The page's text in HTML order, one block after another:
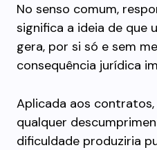
No senso comum,
significa a ideia de que
gera, por si só e sem
consequência jurídica
Aplicada aos
qualquer
dificuldade produziria